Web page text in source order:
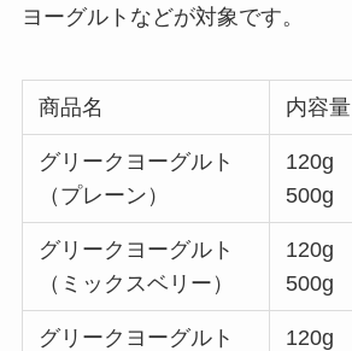
ヨーグルトなどが対象です。
商品名 内容量
グリークヨーグルト
（プレーン）
120g
500g
グリークヨーグルト
（ミックスベリー）
120g
500g
グリークヨーグルト
120g